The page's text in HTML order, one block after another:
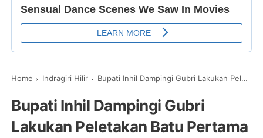
Home Indragiri Hilir Bupati Inhil Dampingi Gubri Lakukan Peletakan Batu Pertama Relokasi RLH bagi Korba Longsor di Enok
Bupati Inhil Dampingi Gubri
Lakukan Peletakan Batu Pertama